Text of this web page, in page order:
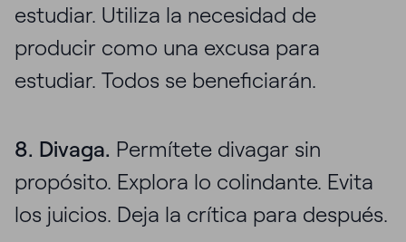
estudiar. Utiliza la necesidad de
producir como una excusa para
estudiar. Todos se beneficiarán.
8. Divaga. Permítete divagar sin
propósito. Explora lo colindante. Evita
los juicios. Deja la crítica para después.